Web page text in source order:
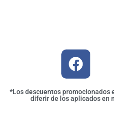
*Los descuentos promocionados
diferir de los aplicados en